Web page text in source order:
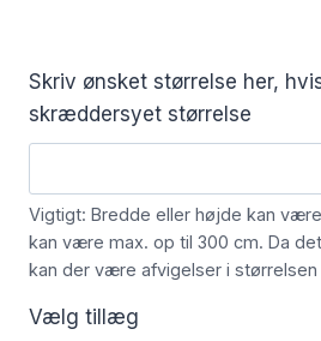
Skriv ønsket størrelse her,
skræddersyet størrelse
Vigtigt: Bredde eller højde kan
kan være max. op til 300 cm. Da
kan der være afvigelser i
Vælg tillæg